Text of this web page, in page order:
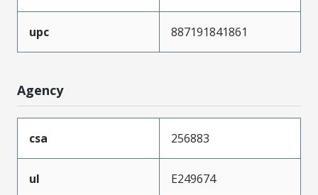
upc 887191841861
Agency
csa 256883
ul
E249674